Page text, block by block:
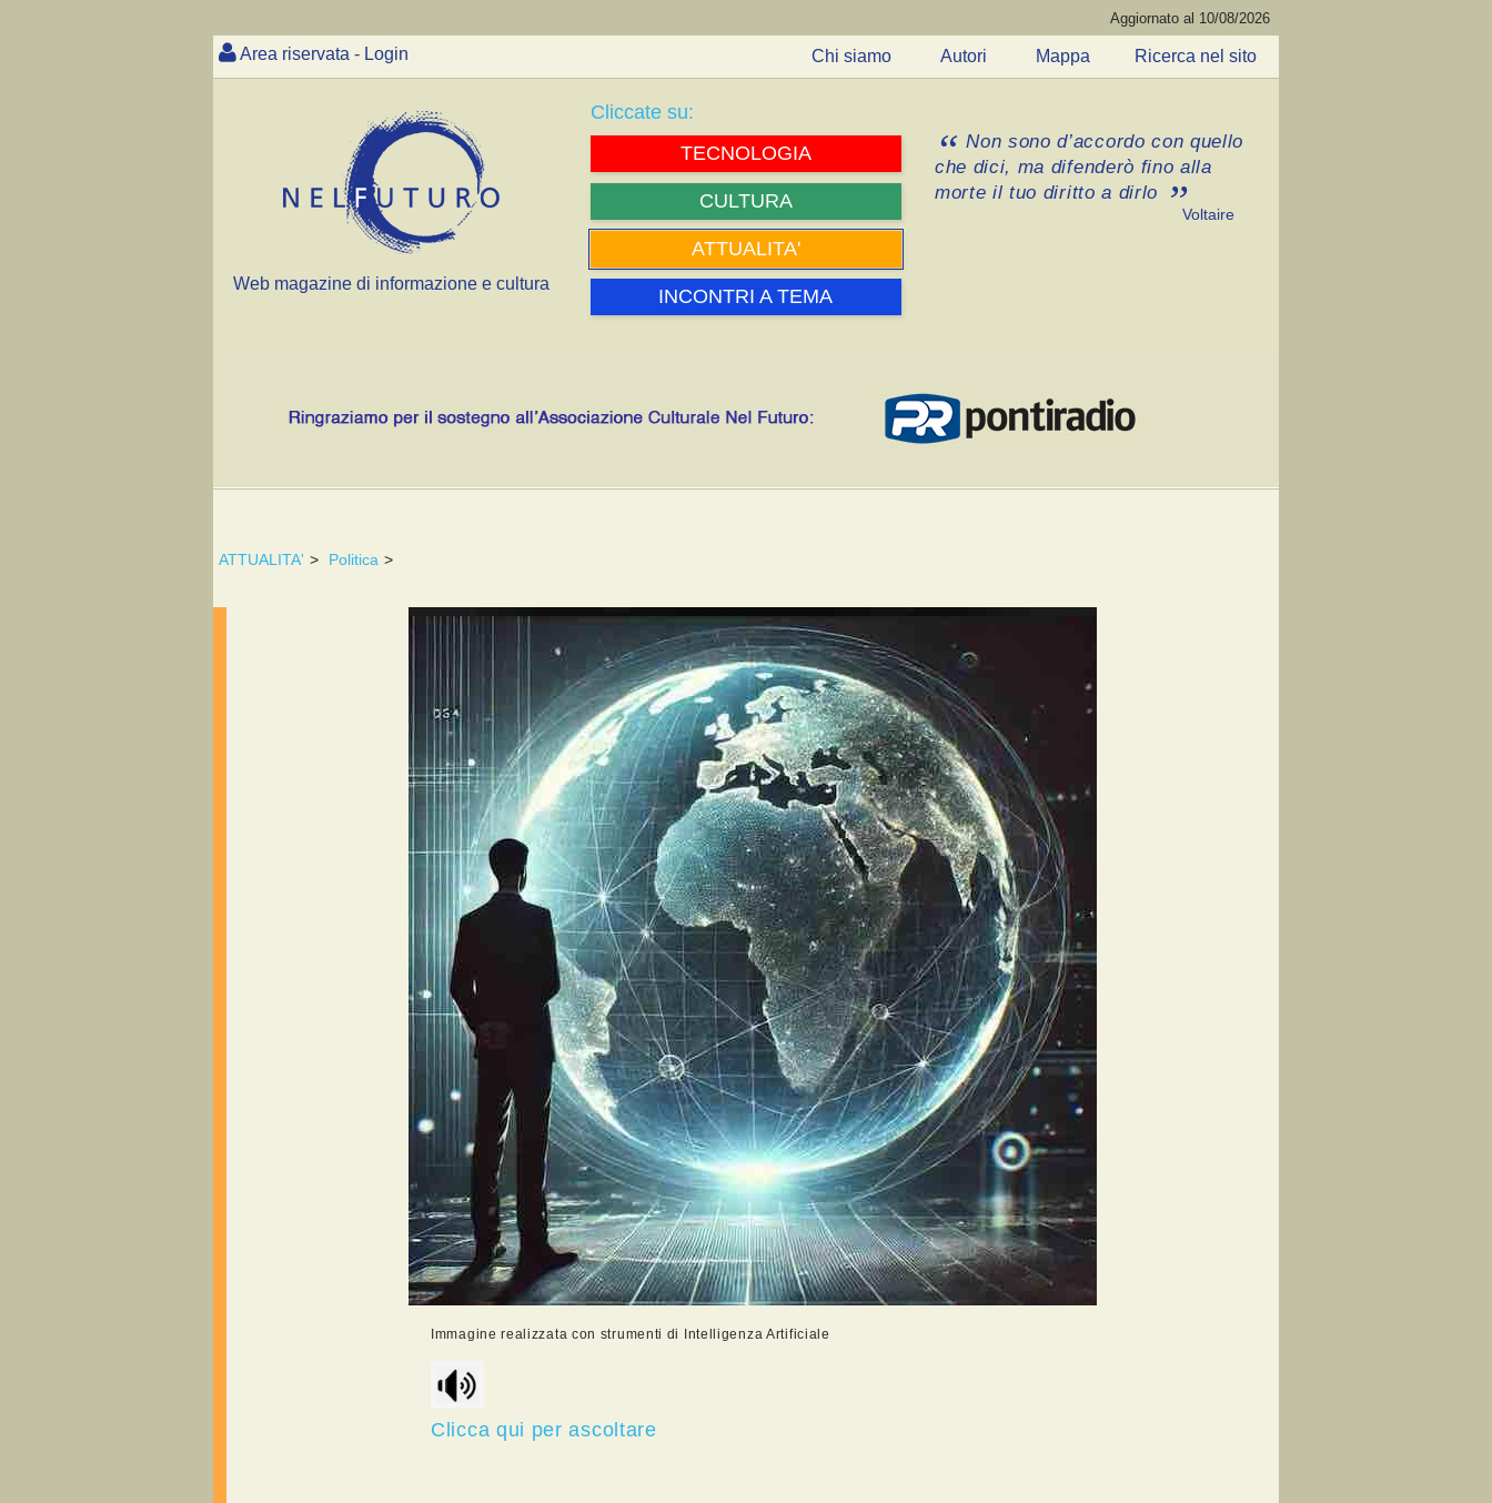
Aggiornato al 10/08/2026
Area riservata - Login Chi siamo Autori Mappa Ricerca nel sito
Web magazine di informazione e cultura
Cliccate su:
TECNOLOGIA
CULTURA
ATTUALITA'
INCONTRI A TEMA
Non sono d’accordo con quello
che dici, ma difenderò fino alla
morte il tuo diritto a dirlo
Voltaire
ATTUALITA' > Politica >
Immagine realizzata con strumenti di Intelligenza Artificiale
Clicca qui per ascoltare